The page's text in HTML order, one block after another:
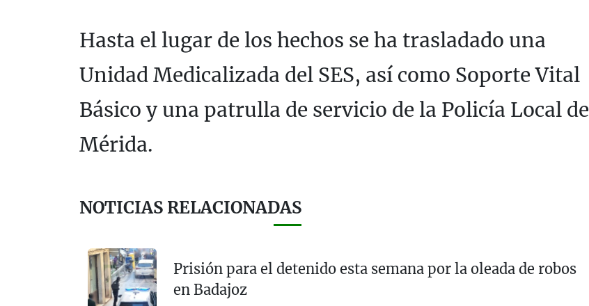
Hasta el lugar de los hechos se ha trasladado una
Unidad Medicalizada del SES, así como Soporte Vital
Básico y una patrulla de servicio de la Policía Local de
Mérida.
NOTICIAS RELACIONADAS
Prisión para el detenido esta semana por la oleada de robos
en Badajoz